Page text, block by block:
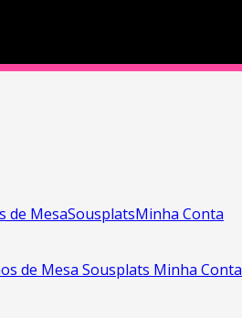
de MesaSousplatsMinha Conta
de Mesa Sousplats Minha Conta